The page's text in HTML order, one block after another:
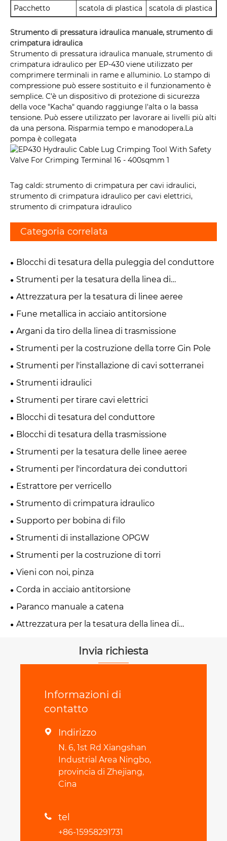
Pacchetto
scatola di plastica scatola di plastica
Strumento di pressatura idraulica manuale, strumento di
crimpatura idraulica
Strumento di pressatura idraulica manuale, strumento di
crimpatura idraulico per EP-430 viene utilizzato per
comprimere terminali in rame e alluminio. Lo stampo di
compressione può essere sostituito e il funzionamento è
semplice. C'è un dispositivo di protezione di sicurezza
della voce "Kacha" quando raggiunge l'alta o la bassa
tensione. Può essere utilizzato per lavorare ai livelli più alti
da una persona. Risparmia tempo e manodopera.La
pompa è collegata
Tag caldi: strumento di crimpatura per cavi idraulici,
strumento di crimpatura idraulico per cavi elettrici,
strumento di crimpatura idraulico
Categoria correlata
Blocchi di tesatura della puleggia del conduttore
Strumenti per la tesatura della linea di
trasmissione
Attrezzatura per la tesatura di linee aeree
Fune metallica in acciaio antitorsione
Argani da tiro della linea di trasmissione
Strumenti per la costruzione della torre Gin Pole
Strumenti per l'installazione di cavi sotterranei
Strumenti idraulici
Strumenti per tirare cavi elettrici
Blocchi di tesatura del conduttore
Blocchi di tesatura della trasmissione
Strumenti per la tesatura delle linee aeree
Strumenti per l'incordatura dei conduttori
Estrattore per verricello
Strumento di crimpatura idraulico
Supporto per bobina di filo
Strumenti di installazione OPGW
Strumenti per la costruzione di torri
Vieni con noi, pinza
Corda in acciaio antitorsione
Paranco manuale a catena
Attrezzatura per la tesatura della linea di
Invia richiesta
Informazioni di
contatto
 Indirizzo
N. 6, 1st Rd Xiangshan
Industrial Area Ningbo,
provincia di Zhejiang,
Cina
 tel
+86-15958291731